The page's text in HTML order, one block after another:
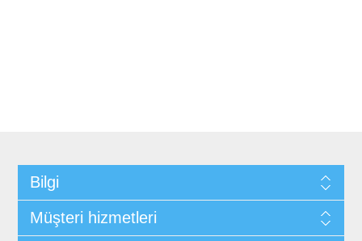
Bilgi
Müşteri hizmetleri